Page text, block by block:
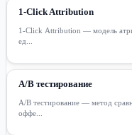
1-Click Attribution
1-Click Attribution — модель
ед...
A/B тестирование
A/B тестирование — метод
оффе...